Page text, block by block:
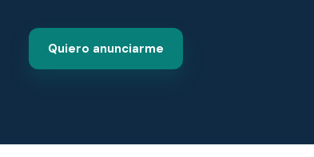
Quiero anunciarme